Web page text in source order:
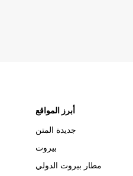
أبرز المواقع
جديدة المتن
بيروت
مطار بيروت الدولي